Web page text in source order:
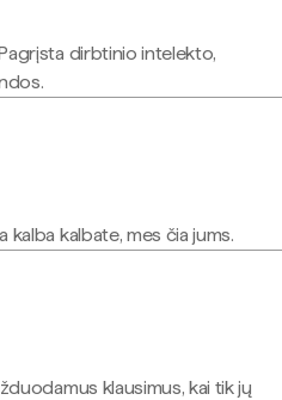
dirbtinio intelekto,
kalbate, mes čia jums.
klausimus, kai tik jų